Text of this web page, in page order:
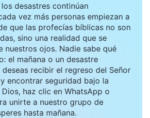
desastres continúan
vez más personas empiezan a
que las profecías bíblicas no son
sino una realidad que se
nuestros ojos. Nadie sabe qué
el mañana o un desastre
deseas recibir el regreso del Señor
encontrar seguridad bajo la
haz clic en WhatsApp o
unirte a nuestro grupo de
hasta mañana.